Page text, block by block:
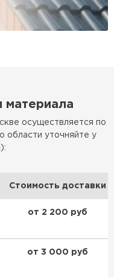
материала
осуществляется по
области уточняйте у
Стоимость доставки
от 2 200 руб
от 3 000 руб